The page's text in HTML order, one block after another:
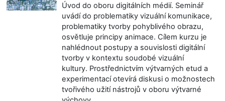
Úvod do oboru digitálních médií. Seminář
uvádí do problematiky vizuální komunikace,
problematiky tvorby pohyblivého obrazu,
osvětluje principy animace. Cílem kurzu je
nahlédnout postupy a souvislosti digitální
tvorby v kontextu soudobé vizuální
kultury. Prostřednictvím výtvarných etud a
experimentací otevírá diskusi o možnostech
tvořivého užití nástrojů v oboru výtvarné